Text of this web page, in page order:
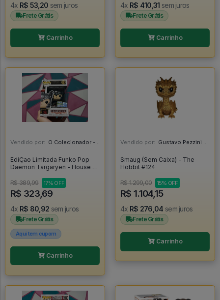
4x R$ 53,20 sem juros
Frete Grátis
Carrinho
4x R$ 410,31 sem juros
Frete Grátis
Carrinho
Vendido por: O Colecionador - SP
EdiÇao Limitada Funko Pop
Daemon Targaryen - House Of
R$ 389,99
17% OFF
R$ 323,69
4x R$ 80,92 sem juros
Frete Grátis
Aqui tem cupom
Carrinho
Vendido por: Gustavo Pezzini - MG
Smaug (Sem Caixa) - The
Hobbit #124
R$ 1.299,00 15% OFF
R$ 1.104,15
4x R$ 276,04 sem juros
Frete Grátis
Carrinho